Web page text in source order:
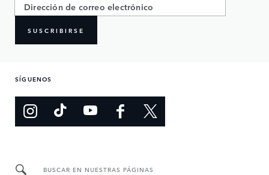
SUSCRIBIRSE
SÍGUENOS
BUSCAR EN NUESTRAS PÁGINAS